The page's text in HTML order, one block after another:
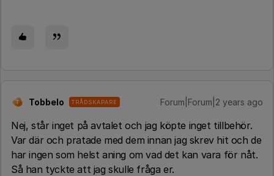
T Tobbelo TRÅDSKAPARE Forum|Forum|2 years ago
Nej, står inget på avtalet och jag köpte inget tillbehör.
Var där och pratade med dem innan jag skrev hit och de
har ingen som helst aning om vad det kan vara för nåt.
Så han tyckte att jag skulle fråga er.